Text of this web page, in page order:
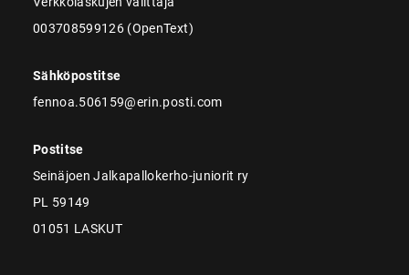
003708599126 (OpenText)
Sähköpostitse
fennoa.506159@erin.posti.com
Postitse
Seinäjoen Jalkapallokerho-juniorit ry
PL 59149
01051 LASKUT